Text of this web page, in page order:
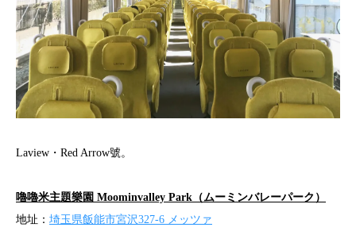
Laview・Red Arrow號。
嚕嚕米主題樂園 Moominvalley Park（ムーミンバレーパーク）
地址： 埼玉県飯能市宮沢327-6 メッツァ